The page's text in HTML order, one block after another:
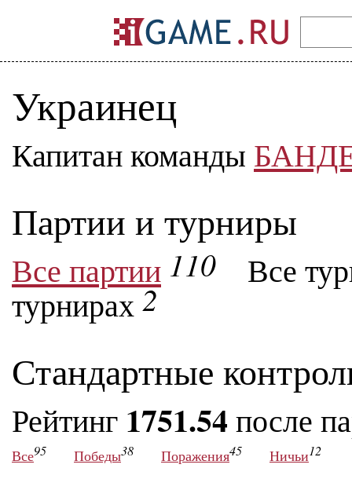
Украинец
Капитан команды
Партии и турниры
Все партии 110
Все
турнирах2
Стандартные
Рейтинг 1751.54 после
Все95 Победы38 Поражения45 Ничьи12